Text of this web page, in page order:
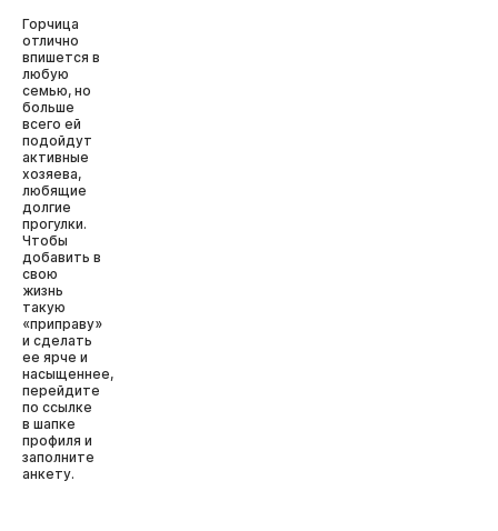
Горчица
отлично
впишется в
любую
семью, но
больше
всего ей
подойдут
активные
хозяева,
любящие
долгие
прогулки.
Чтобы
добавить в
свою
жизнь
такую
«приправу»
и сделать
ее ярче и
насыщеннее,
перейдите
по ссылке
в шапке
профиля и
заполните
анкету.